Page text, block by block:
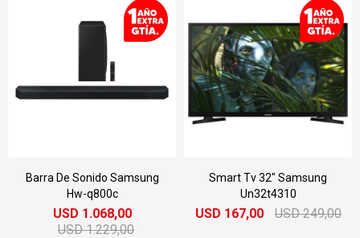
Barra De Sonido Samsung
Hw-q800c
USD 1.068,00
USD 1.229,00
Smart Tv 32" Samsung
Un32t4310
USD 167,00 USD 249,00